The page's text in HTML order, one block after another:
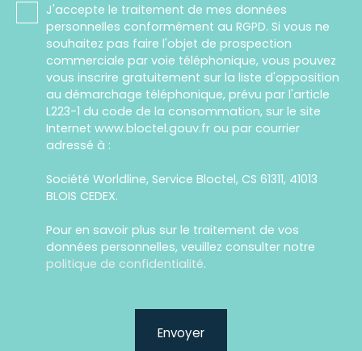
J'accepte le traitement de mes données
personnelles conformément au RGPD. Si vous ne
souhaitez pas faire l'objet de prospection
commerciale par voie téléphonique, vous pouvez
vous inscrire gratuitement sur la liste d'opposition
au démarchage téléphonique, prévu par l'article
L223-1 du code de la consommation, sur le site
Internet www.bloctel.gouv.fr ou par courrier
adressé à :
Société Worldline, Service Bloctel, CS 61311, 41013
BLOIS CEDEX.
Pour en savoir plus sur le traitement de vos
données personnelles, veuillez consulter notre
politique de confidentialité.
Envoyer